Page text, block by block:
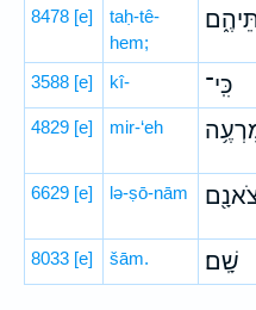
8478 [e]
taḥ-tê-
hem;
3588 [e] kî- כִּֽי־
4829 [e] mir-‘eh
6629 [e] lə-ṣō-nām
8033 [e] šām. שָֽׁם׃